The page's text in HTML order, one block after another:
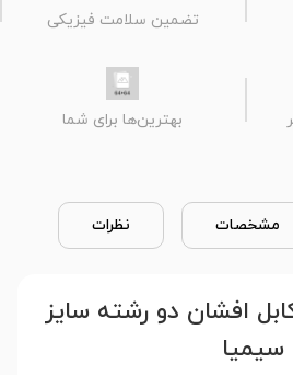
تضمین سلامت فیزیکی
بهترین‌ها برای شما
مشخصات نظرات
افشان دو رشته سایز